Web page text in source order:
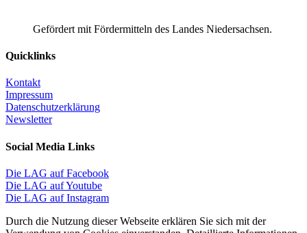
Gefördert mit Fördermitteln des Landes Niedersachsen.
Quicklinks
Kontakt
Impressum
Datenschutzerklärung
Newsletter
Social Media Links
Die LAG auf Facebook
Die LAG auf Youtube
Die LAG auf Instagram
Durch die Nutzung dieser Webseite erklären Sie sich mit der